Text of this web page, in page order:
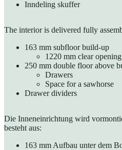
Inndeling skuffer
The interior is delivered fully
163 mm subfloor build-up
1220 mm clear opening
250 mm double floor above
Drawers
Space for a sawhorse
Drawer dividers
Die Inneneinrichtung wird
besteht aus:
163 mm Aufbau unter dem